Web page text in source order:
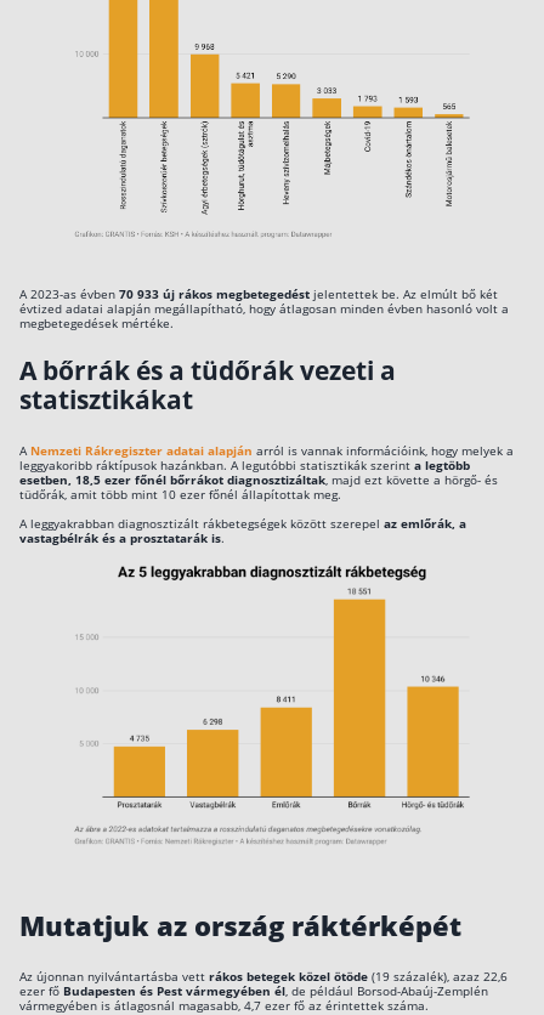
A 2023-as évben 70 933 új rákos megbetegedést jelentettek be. Az elmúlt bő két
évtized adatai alapján megállapítható, hogy átlagosan minden évben hasonló volt a
megbetegedések mértéke.
A bőrrák és a tüdőrák vezeti a
statisztikákat
A Nemzeti Rákregiszter adatai alapján arról is vannak információink, hogy melyek a
leggyakoribb ráktípusok hazánkban. A legutóbbi statisztikák szerint a legtöbb
esetben, 18,5 ezer főnél bőrrákot diagnosztizáltak, majd ezt követte a hörgő- és
tüdőrák, amit több mint 10 ezer főnél állapítottak meg.
A leggyakrabban diagnosztizált rákbetegségek között szerepel az emlőrák, a
vastagbélrák és a prosztatarák is.
Mutatjuk az ország ráktérképét
Az újonnan nyilvántartásba vett rákos betegek közel ötöde (19 százalék), azaz 22,6
ezer fő Budapesten és Pest vármegyében él, de például Borsod-Abaúj-Zemplén
vármegyében is átlagosnál magasabb, 4,7 ezer fő az érintettek száma.